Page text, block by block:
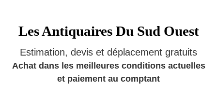
Les Antiquaires Du Sud Ouest
Estimation, devis et déplacement gratuits
Achat dans les meilleures conditions actuelles
et paiement au comptant